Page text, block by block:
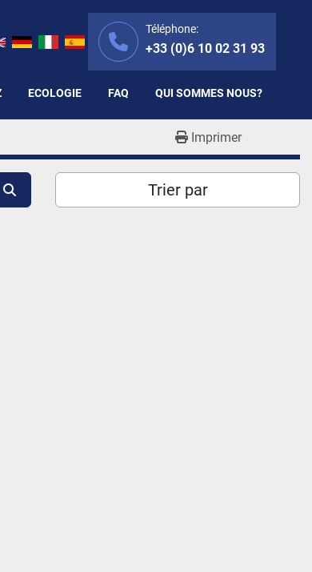
Téléphone:
+33 (0)6 10 02 31 93
ECOLOGIE FAQ QUI SOMMES NOUS?
Imprimer
Trier par